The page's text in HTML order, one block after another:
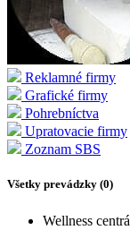
Reklamné firmy
Grafické firmy
Pohrebníctva
Upratovacie firmy
Zoznam SBS
Všetky prevádzky (0)
Wellness centrá